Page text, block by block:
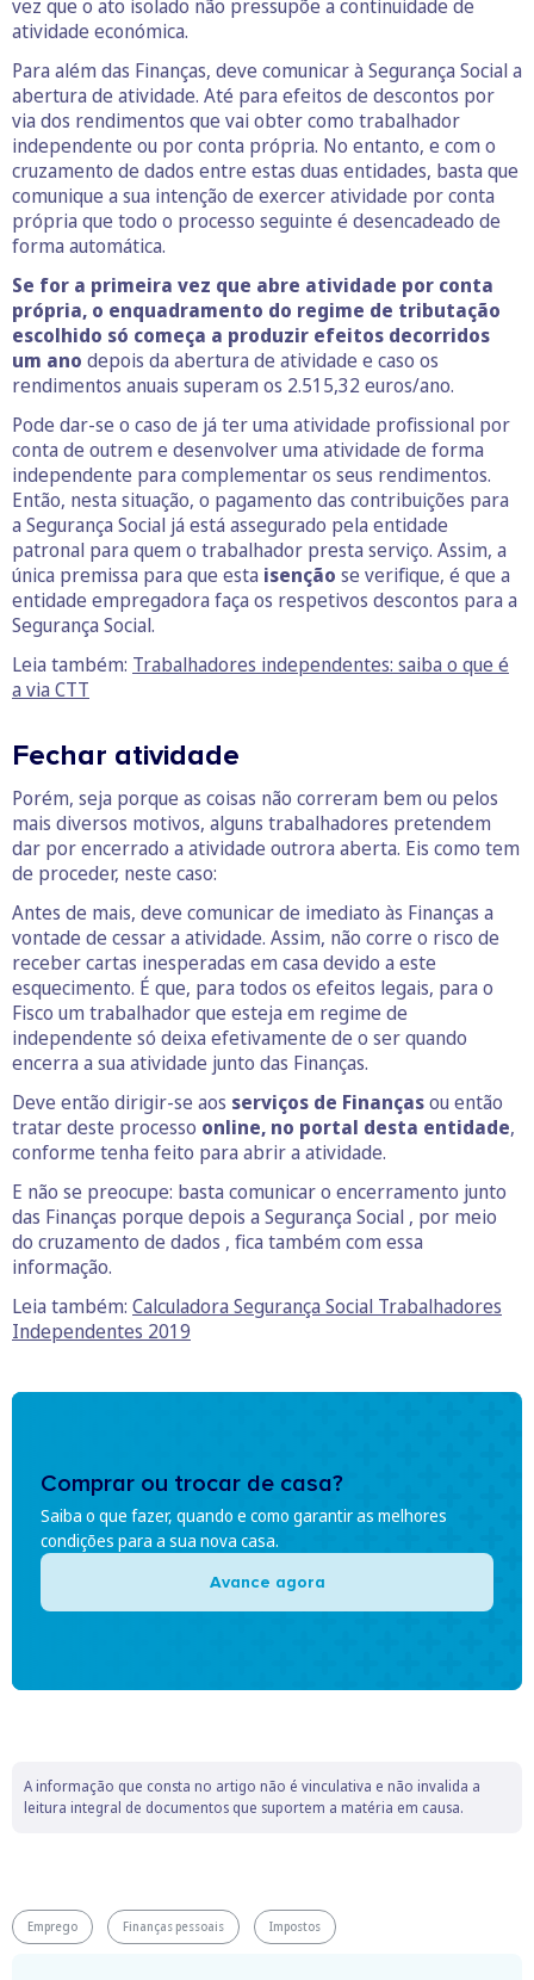
vez que o ato isolado não pressupõe a continuidade de
atividade económica.
Para além das Finanças, deve comunicar à Segurança Social a
abertura de atividade. Até para efeitos de descontos por
via dos rendimentos que vai obter como trabalhador
independente ou por conta própria. No entanto, e com o
cruzamento de dados entre estas duas entidades, basta que
comunique a sua intenção de exercer atividade por conta
própria que todo o processo seguinte é desencadeado de
forma automática.
Se for a primeira vez que abre atividade por conta
própria, o enquadramento do regime de tributação
escolhido só começa a produzir efeitos decorridos
um ano depois da abertura de atividade e caso os
rendimentos anuais superam os 2.515,32 euros/ano.
Pode dar-se o caso de já ter uma atividade profissional por
conta de outrem e desenvolver uma atividade de forma
independente para complementar os seus rendimentos.
Então, nesta situação, o pagamento das contribuições para
a Segurança Social já está assegurado pela entidade
patronal para quem o trabalhador presta serviço. Assim, a
única premissa para que esta isenção se verifique, é que a
entidade empregadora faça os respetivos descontos para a
Segurança Social.
Leia também: Trabalhadores independentes: saiba o que é
a via CTT
Fechar atividade
Porém, seja porque as coisas não correram bem ou pelos
mais diversos motivos, alguns trabalhadores pretendem
dar por encerrado a atividade outrora aberta. Eis como tem
de proceder, neste caso:
Antes de mais, deve comunicar de imediato às Finanças a
vontade de cessar a atividade. Assim, não corre o risco de
receber cartas inesperadas em casa devido a este
esquecimento. É que, para todos os efeitos legais, para o
Fisco um trabalhador que esteja em regime de
independente só deixa efetivamente de o ser quando
encerra a sua atividade junto das Finanças.
Deve então dirigir-se aos serviços de Finançasou então
tratar deste processo online, no portal desta entidade,
conforme tenha feito para abrir a atividade.
E não se preocupe: basta comunicar o encerramento junto
das Finanças porque depois a Segurança Social , por meio
do cruzamento de dados , fica também com essa
informação.
Leia também: Calculadora Segurança Social Trabalhadores
Independentes 2019
Comprar ou trocar de casa?
Saiba o que fazer, quando e como garantir as melhores
condições para a sua nova casa.
Avance agora
A informação que consta no artigo não é vinculativa e não invalida a
leitura integral de documentos que suportem a matéria em causa.
Emprego Finanças pessoais Impostos